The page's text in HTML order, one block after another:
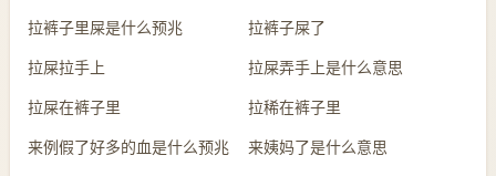
拉裤子里屎是什么预兆 拉裤子屎了
拉屎拉手上 拉屎弄手上是什么意思
拉屎在裤子里 拉稀在裤子里
来例假了好多的血是什么预兆 来姨妈了是什么意思